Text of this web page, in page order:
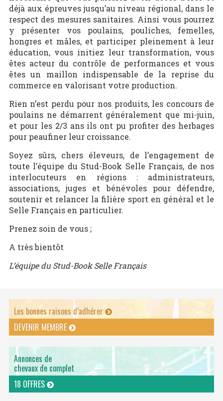
déjà aux épreuves jusqu’au niveau régional, dans le
respect des mesures sanitaires. Ainsi vous pourrez
y présenter vos poulains, pouliches, femelles,
hongres et mâles, et participer pleinement à leur
éducation, vous initiez leur transformation, vous
êtes acteur du contrôle de performances et vous
êtes un maillon indispensable de la reprise du
commerce en valorisant votre production.
Rien n’est perdu pour nos produits, les concours de
poulains ne démarrent généralement que mi-juin,
et pour les 2/3 ans ils ont pu profiter des herbages
pour peaufiner leur croissance.
Soyez sûrs, chers éleveurs, de l’engagement de
toute l’équipe du Stud-Book Selle Français, de nos
interlocuteurs en régions : administrateurs,
associations, juges et bénévoles pour défendre,
soutenir et relancer la filière sport en général et le
Selle Français en particulier.
Prenez soin de vous ;
A très bientôt
L’équipe du Stud-Book Selle Français
Les bonnes raisons d’adhérer
DEVENIR MEMBRE
Annonces de
chevaux de complet
18 OFFRES